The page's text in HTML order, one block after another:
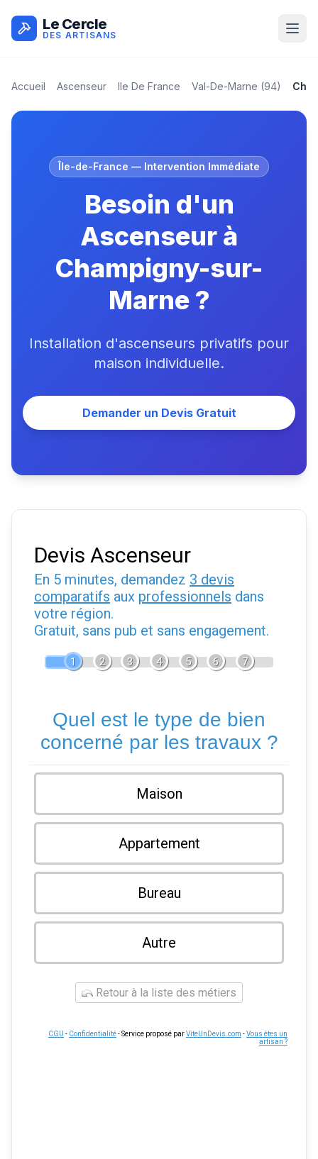
Le Cercle
DES ARTISANS
Accueil Ascenseur Ile De France Val-De-Marne (94)
Île-de-France — Intervention Immédiate
Besoin d'un
Ascenseur à
Champigny-sur-
Marne ?
Installation d'ascenseurs privatifs pour
maison individuelle.
Demander un Devis Gratuit
Devis Ascenseur
En 5 minutes, demandez 3 devis
comparatifs aux professionnels dans
votre région.
Gratuit, sans pub et sans engagement.
1 2 3 4 5 6 7
Quel est le type de bien
concerné par les travaux ?
Maison
Appartement
Bureau
Autre
Retour à la liste des métiers
CGU - Confidentialité- Service proposé parViteUnDevis.com -Vous êtes un
artisan ?